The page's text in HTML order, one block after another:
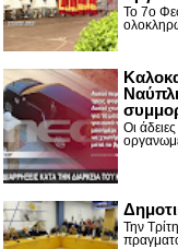
Το 7ο
Οι
Την